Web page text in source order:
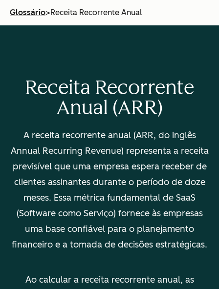
Glossário>Receita Recorrente Anual
Receita Recorrente
Anual (ARR)
A receita recorrente anual (ARR, do inglês
Annual Recurring Revenue) representa a receita
previsível que uma empresa espera receber de
clientes assinantes durante o período de doze
meses. Essa métrica fundamental de SaaS
(Software como Serviço) fornece às empresas
uma base confiável para o planejamento
financeiro e a tomada de decisões estratégicas.
Ao calcular a receita recorrente anual, as